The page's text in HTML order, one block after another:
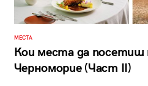
МЕСТА
Кои места да
Черноморие (Част II)